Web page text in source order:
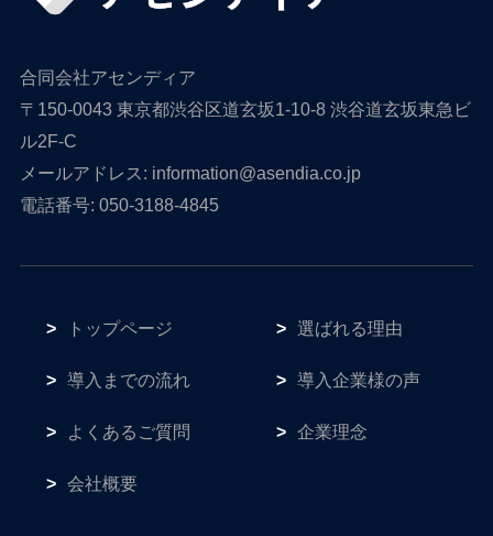
合同会社アセンディア
〒150-0043 東京都渋谷区道玄坂1-10-8 渋谷道玄坂東急ビ
ル2F-C
メールアドレス: information@asendia.co.jp
電話番号: 050-3188-4845
トップページ 選ばれる理由
導入までの流れ 導入企業様の声
よくあるご質問 企業理念
会社概要